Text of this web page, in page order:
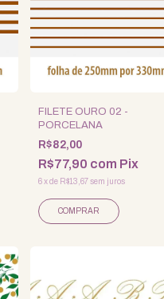
FILETE OURO 02 -
PORCELANA
R$82,00
R$77,90 com Pix
6 xde R$13,67 sem juros